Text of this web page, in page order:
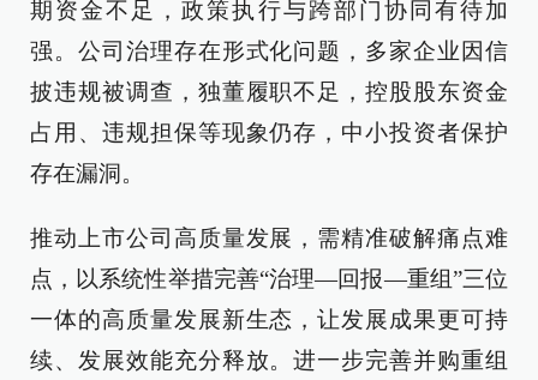
期资金不足，政策执行与跨部门协同有待加
强。公司治理存在形式化问题，多家企业因信
披违规被调查，独董履职不足，控股股东资金
占用、违规担保等现象仍存，中小投资者保护
存在漏洞。
推动上市公司高质量发展，需精准破解痛点难
点，以系统性举措完善“治理—回报—重组”三位
一体的高质量发展新生态，让发展成果更可持
续、发展效能充分释放。进一步完善并购重组